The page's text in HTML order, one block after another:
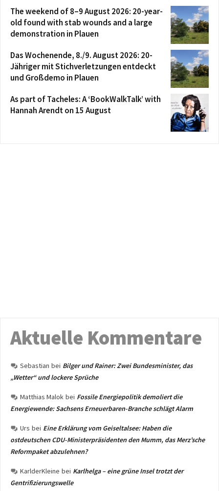
The weekend of 8–9 August 2026: 20-year-
old found with stab wounds and a large
demonstration in Plauen
Das Wochenende, 8./9. August 2026: 20-
Jähriger mit Stichverletzungen entdeckt
und Großdemo in Plauen
As part of Tacheles: A ‘BookWalkTalk’ with
Hannah Arendt on 15 August
Aktuelle Kommentare
Sebastian bei Bilger und Rainer: Zwei Bundesminister, das
„Wetter“ und lockere Sprüche
Matthias Malok bei Fossile Energiepolitik demoliert die
Energiewende: Sachsens Erneuerbaren-Branche schlägt Alarm
Urs bei Eine Erklärung vom Geiseltalsee: Haben die
ostdeutschen CDU-Ministerpräsidenten den Mumm, das Merz’sche
Reformpaket abzulehnen?
KarlderKleine bei Karlhelga – eine grüne Insel trotzt der
Gentrifizierungswelle